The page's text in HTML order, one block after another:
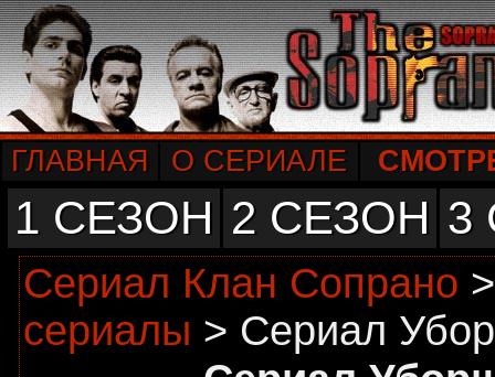
ГЛАВНАЯ О СЕРИАЛЕ
1 СЕЗОН 2 СЕЗОН 3
Сериал Клан Сопрано
сериалы > Сериал